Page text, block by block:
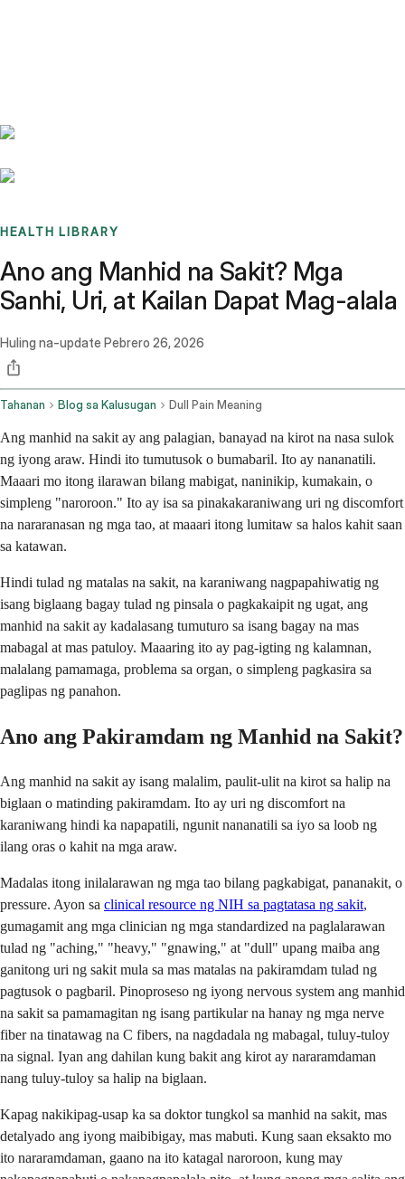
HEALTH LIBRARY
Ano ang Manhid na Sakit? Mga
Sanhi, Uri, at Kailan Dapat Mag-alala
Huling na-update Pebrero 26, 2026
Tahanan Blog sa Kalusugan Dull Pain Meaning
Ang manhid na sakit ay ang palagian, banayad na kirot na nasa sulok
ng iyong araw. Hindi ito tumutusok o bumabaril. Ito ay nananatili.
Maaari mo itong ilarawan bilang mabigat, naninikip, kumakain, o
simpleng "naroroon." Ito ay isa sa pinakakaraniwang uri ng discomfort
na nararanasan ng mga tao, at maaari itong lumitaw sa halos kahit saan
sa katawan.
Hindi tulad ng matalas na sakit, na karaniwang nagpapahiwatig ng
isang biglaang bagay tulad ng pinsala o pagkakaipit ng ugat, ang
manhid na sakit ay kadalasang tumuturo sa isang bagay na mas
mabagal at mas patuloy. Maaaring ito ay pag-igting ng kalamnan,
malalang pamamaga, problema sa organ, o simpleng pagkasira sa
paglipas ng panahon.
Ano ang Pakiramdam ng Manhid na Sakit?
Ang manhid na sakit ay isang malalim, paulit-ulit na kirot sa halip na
biglaan o matinding pakiramdam. Ito ay uri ng discomfort na
karaniwang hindi ka napapatili, ngunit nananatili sa iyo sa loob ng
ilang oras o kahit na mga araw.
Madalas itong inilalarawan ng mga tao bilang pagkabigat, pananakit, o
pressure. Ayon sa clinical resource ng NIH sa pagtatasa ng sakit,
gumagamit ang mga clinician ng mga standardized na paglalarawan
tulad ng "aching," "heavy," "gnawing," at "dull" upang maiba ang
ganitong uri ng sakit mula sa mas matalas na pakiramdam tulad ng
pagtusok o pagbaril. Pinoproseso ng iyong nervous system ang manhid
na sakit sa pamamagitan ng isang partikular na hanay ng mga nerve
fiber na tinatawag na C fibers, na nagdadala ng mabagal, tuluy-tuloy
na signal. Iyan ang dahilan kung bakit ang kirot ay nararamdaman
nang tuluy-tuloy sa halip na biglaan.
Kapag nakikipag-usap ka sa doktor tungkol sa manhid na sakit, mas
detalyado ang iyong maibibigay, mas mabuti. Kung saan eksakto mo
ito nararamdaman, gaano na ito katagal naroroon, kung may